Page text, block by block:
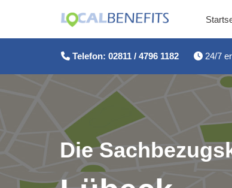
Telefon: 02811 / 4796 1182 24/7
Die